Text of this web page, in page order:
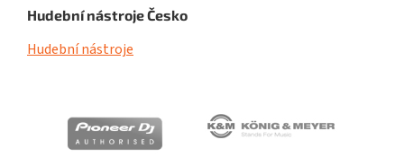
Hudební nástroje Česko
Hudební nástroje